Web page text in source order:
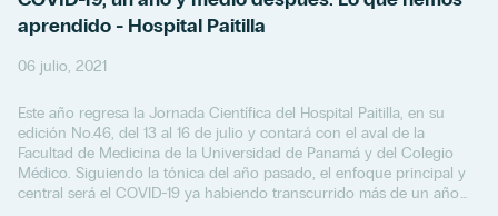
aprendido - Hospital Paitilla
06 julio, 2021
Este año regresa la Jornada Científica del Hospital Paitilla, en su
edición No.46, del 13 al 16 de julio y contará con el aval de la
Facultad de Medicina de la Universidad de Panamá y del Colegio
Médico. Siguiendo la tónica del año pasado, el enfoque principal y
central será el COVID-19 ya habiendo transcurrido más de un año